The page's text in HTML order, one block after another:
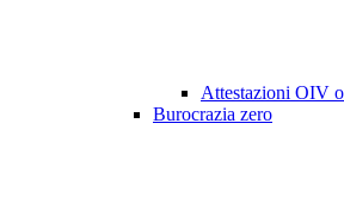
Attestazioni OIV
Burocrazia zero